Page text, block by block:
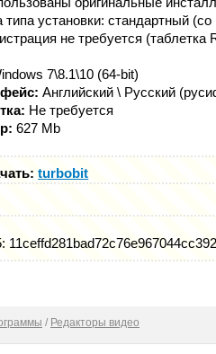
типа установки: стандартный
не требуется (таблетка
7\8.1\10 (64-bit)
Английский \ Русский
Не требуется
627 Mb
turbobit
/ Редакторы видео